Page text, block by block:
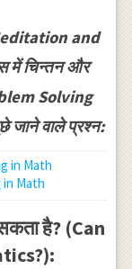
and
में चिन्तन और
Solving
वाले प्रश्न:
Math
है? (Can